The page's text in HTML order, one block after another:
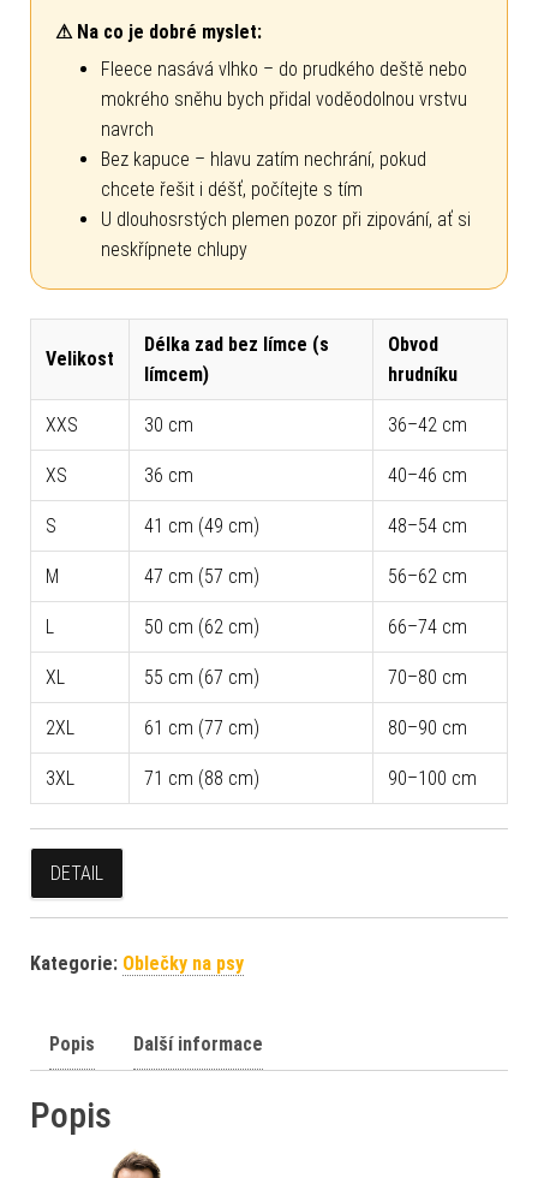
⚠ Na co je dobré myslet:
Fleece nasává vlhko – do prudkého deště nebo
mokrého sněhu bych přidal voděodolnou vrstvu
navrch
Bez kapuce – hlavu zatím nechrání, pokud
chcete řešit i déšť, počítejte s tím
U dlouhosrstých plemen pozor při zipování, ať si
neskřípnete chlupy
Velikost
Délka zad bez límce (s
límcem)
Obvod
hrudníku
XXS 30 cm 36–42 cm
XS 36 cm 40–46 cm
S 41 cm (49 cm) 48–54 cm
M 47 cm (57 cm) 56–62 cm
L 50 cm (62 cm) 66–74 cm
XL 55 cm (67 cm) 70–80 cm
2XL 61 cm (77 cm) 80–90 cm
3XL 71 cm (88 cm) 90–100 cm
DETAIL
Kategorie: Oblečky na psy
Popis Další informace
Popis